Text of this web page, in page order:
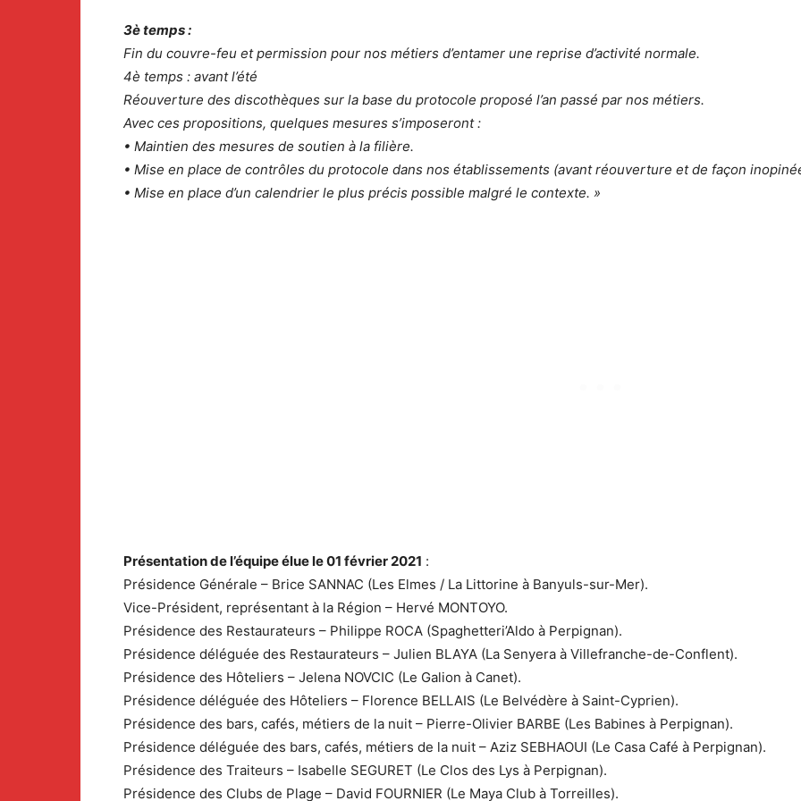
3è temps :
Fin du couvre-feu et permission pour nos métiers d’entamer une reprise d’activité normale.
4è temps : avant l’été
Réouverture des discothèques sur la base du protocole proposé l’an passé par nos métiers.
Avec ces propositions, quelques mesures s’imposeront :
• Maintien des mesures de soutien à la filière.
• Mise en place de contrôles du protocole dans nos établissements (avant réouverture et de façon
• Mise en place d’un calendrier le plus précis possible malgré le contexte. »
Présentation de l’équipe élue le 01 février 2021 :
Présidence Générale – Brice SANNAC (Les Elmes / La Littorine à Banyuls-sur-Mer).
Vice-Président, représentant à la Région – Hervé MONTOYO.
Présidence des Restaurateurs – Philippe ROCA (Spaghetteri’Aldo à Perpignan).
Présidence déléguée des Restaurateurs – Julien BLAYA (La Senyera à Villefranche-de-Conflent).
Présidence des Hôteliers – Jelena NOVCIC (Le Galion à Canet).
Présidence déléguée des Hôteliers – Florence BELLAIS (Le Belvédère à Saint-Cyprien).
Présidence des bars, cafés, métiers de la nuit – Pierre-Olivier BARBE (Les Babines à Perpignan).
Présidence déléguée des bars, cafés, métiers de la nuit – Aziz SEBHAOUI (Le Casa Café à Perpignan).
Présidence des Traiteurs – Isabelle SEGURET (Le Clos des Lys à Perpignan).
Présidence des Clubs de Plage – David FOURNIER (Le Maya Club à Torreilles).